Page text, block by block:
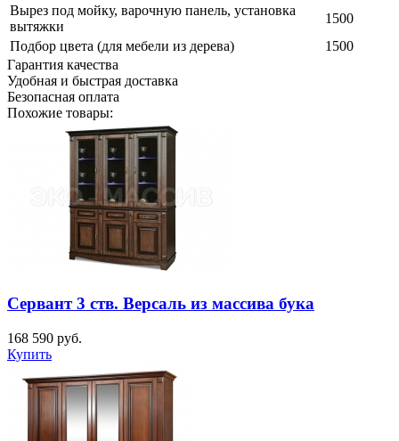
Вырез под мойку, варочную панель, установка
вытяжки
1500
Подбор цвета (для мебели из дерева)
1500
Гарантия качества
Удобная и быстрая доставка
Безопасная оплата
Похожие товары:
Сервант 3 ств. Версаль из массива бука
168 590 руб.
Купить